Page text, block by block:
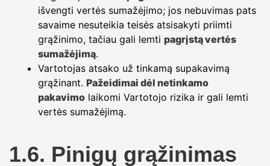
išvengti vertės sumažėjimo; jos nebuvimas pats
savaime nesuteikia teisės atsisakyti priimti
grąžinimo, tačiau gali lemti pagrįstą vertės
sumažėjimą.
Vartotojas atsako už tinkamą supakavimą
grąžinant. Pažeidimai dėl netinkamo
pakavimo laikomi Vartotojo rizika ir gali lemti
vertės sumažėjimą.
1.6. Pinigų grąžinimas